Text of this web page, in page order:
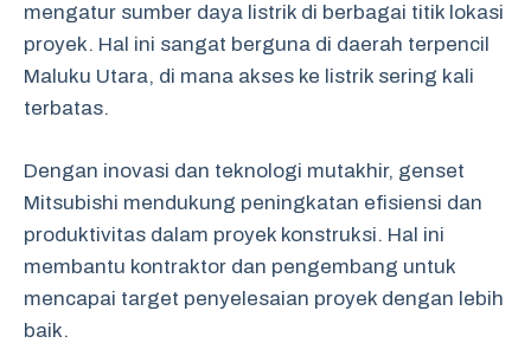
mengatur sumber daya listrik di berbagai titik lokasi
proyek. Hal ini sangat berguna di daerah terpencil
Maluku Utara, di mana akses ke listrik sering kali
terbatas.
Dengan inovasi dan teknologi mutakhir, genset
Mitsubishi mendukung peningkatan efisiensi dan
produktivitas dalam proyek konstruksi. Hal ini
membantu kontraktor dan pengembang untuk
mencapai target penyelesaian proyek dengan lebih
baik.